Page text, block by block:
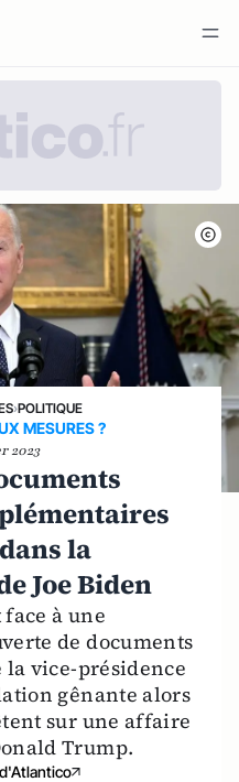
›POLITIQUE
MESURES ?
2023
la
Joe Biden
à une
de documents
vice-présidence
gênante alors
sur une affaire
Trump.